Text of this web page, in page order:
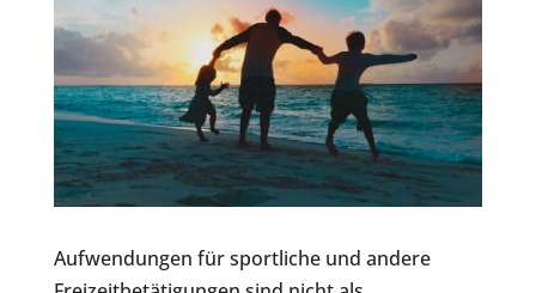
Aufwendungen für sportliche und andere